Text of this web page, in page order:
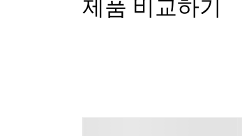
제품 비교하기